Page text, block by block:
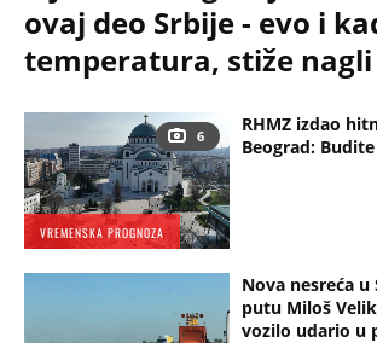
6
VREMENSKA PROGNOZA
RHMZ izdao
Beograd:
Nova nesreća
putu Miloš
vozilo udario u
ovaj deo Srbije - evo i
temperatura, stiže